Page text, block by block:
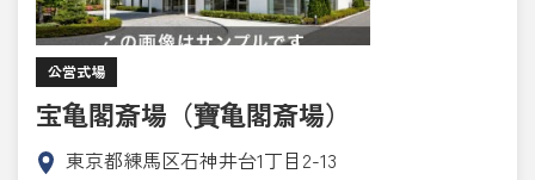
公営式場
宝亀閣斎場（寶亀閣斎場）
東京都練馬区石神井台1丁目2-13